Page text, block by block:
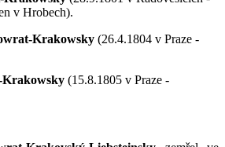
v Hrobech).
Krakowsky (26.4.1804 v Praze -
Krakowsky (15.8.1805 v Praze -